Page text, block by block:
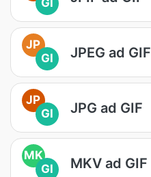
GI
JP
GI
JPEG ad GIF
JP
GI
JPG ad GIF
MK
GI
MKV ad GIF